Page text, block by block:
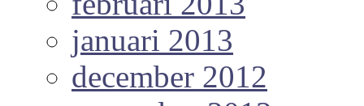
januari 2013
december 2012